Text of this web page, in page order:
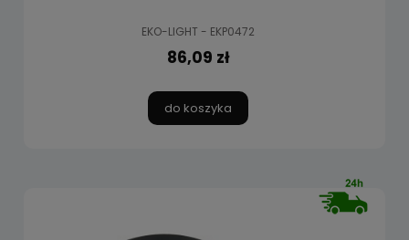
EKO-LIGHT - EKP0472
86,09 zł
do koszyka